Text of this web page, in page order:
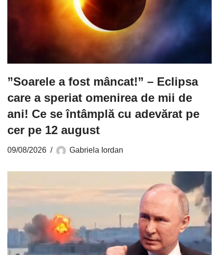
”Soarele a fost mâncat!” – Eclipsa
care a speriat omenirea de mii de
ani! Ce se întâmplă cu adevărat pe
cer pe 12 august
09/08/2026 Gabriela Iordan